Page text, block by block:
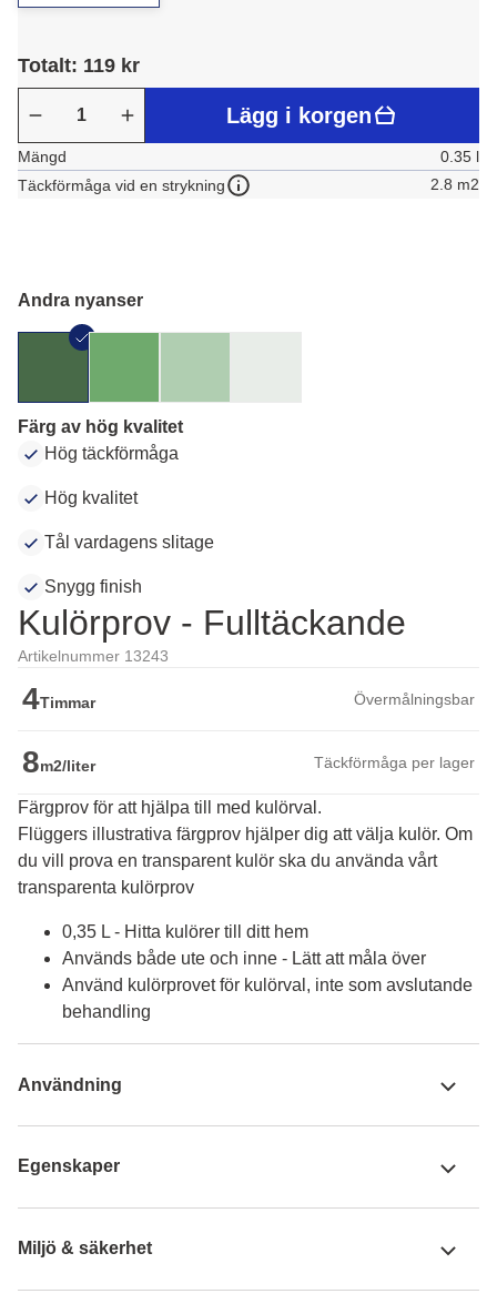
Totalt: 119 kr
Lägg i korgen
Mängd
0.35 l
Täckförmåga vid en strykning
2.8 m2
Andra nyanser
Färg av hög kvalitet
Hög täckförmåga
Hög kvalitet
Tål vardagens slitage
Snygg finish
Kulörprov - Fulltäckande
Artikelnummer 13243
4Timmar Övermålningsbar
8m2/liter Täckförmåga per lager
Färgprov för att hjälpa till med kulörval.
Flüggers illustrativa färgprov hjälper dig att välja kulör. Om
du vill prova en transparent kulör ska du använda vårt
transparenta kulörprov
0,35 L - Hitta kulörer till ditt hem
Används både ute och inne - Lätt att måla över
Använd kulörprovet för kulörval, inte som avslutande
behandling
Användning
Egenskaper
Miljö & säkerhet